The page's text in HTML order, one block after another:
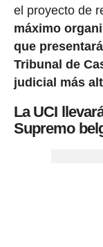
el proyecto de
máximo
que
Tribunal de
judicial más
La UCI
Supremo